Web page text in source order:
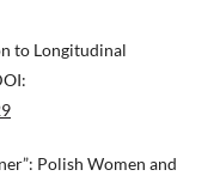
to Longitudinal
Polish Women and